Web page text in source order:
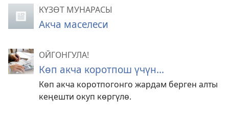
КҮЗӨТ МУНАРАСЫ
Акча маселеси
ОЙГОНГУЛА!
Көп акча коротпош үчүн...
Көп акча коротпогонго жардам берген алты
кеңешти окуп көргүлө.